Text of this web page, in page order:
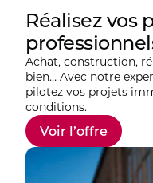
Réalisez vos
Achat, construction,
bien… Avec notre
pilotez vos projets
conditions.
Voir l’offre